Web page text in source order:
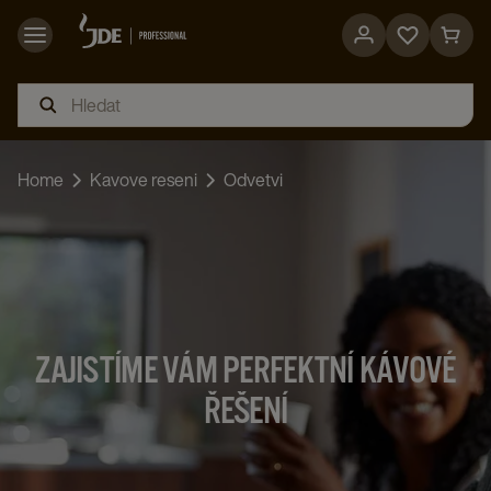
Go
page
Go
page
Home Kavove reseni Odvetvi
ZAJISTÍME VÁM PERFEKTNÍ KÁVOVÉ
ŘEŠENÍ​